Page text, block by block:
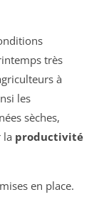
très
à
les
sèches,
la productivité
en place.